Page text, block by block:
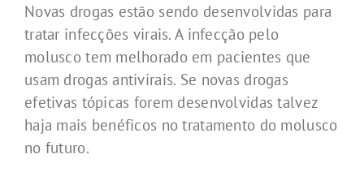
Novas drogas estão sendo desenvolvidas para
tratar infecções virais. A infecção pelo
molusco tem melhorado em pacientes que
usam drogas antivirais. Se novas drogas
efetivas tópicas forem desenvolvidas talvez
haja mais benéficos no tratamento do molusco
no futuro.